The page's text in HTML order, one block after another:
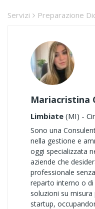
Servizi Preparazione
Mariacristina
Limbiate (MI) -
Sono una
nella gestione e
oggi specializzata
aziende che
professionale
reparto interno o
soluzioni su
startup,